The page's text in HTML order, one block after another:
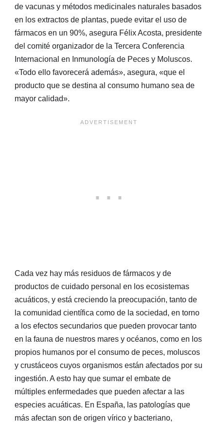
de vacunas y métodos medicinales naturales basados
en los extractos de plantas, puede evitar el uso de
fármacos en un 90%, asegura Félix Acosta, presidente
del comité organizador de la Tercera Conferencia
Internacional en Inmunología de Peces y Moluscos.
«Todo ello favorecerá además», asegura, «que el
producto que se destina al consumo humano sea de
mayor calidad».
Cada vez hay más residuos de fármacos y de
productos de cuidado personal en los ecosistemas
acuáticos, y está creciendo la preocupación, tanto de
la comunidad científica como de la sociedad, en torno
a los efectos secundarios que pueden provocar tanto
en la fauna de nuestros mares y océanos, como en los
propios humanos por el consumo de peces, moluscos
y crustáceos cuyos organismos están afectados por su
ingestión. A esto hay que sumar el embate de
múltiples enfermedades que pueden afectar a las
especies acuáticas. En España, las patologías que
más afectan son de origen vírico y bacteriano,